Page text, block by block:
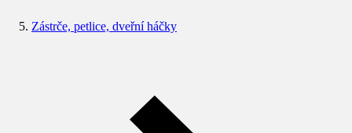
Zástrče, petlice, dveřní háčky